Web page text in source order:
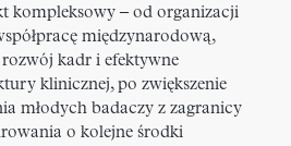
– od organizacji
międzynarodową,
kadr i efektywne
klinicznej, po zwiększenie
młodych badaczy z zagranicy
o kolejne środki